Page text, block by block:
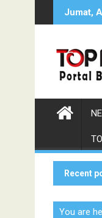
Jumat,
Recent
You are